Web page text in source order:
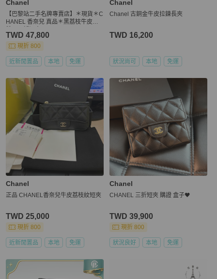
Chanel
【巴黎站二手名牌專賣店】＊現貨＊C
HANEL 香奈兒 真品＊黑荔枝牛皮金
TWD 47,800
現折 800
近新閒置品 本地 免運
Chanel
Chanel 古銅金牛皮拉鍊長夾
TWD 16,200
狀況尚可 本地 免運
Chanel
正品 CHANEL香奈兒牛皮荔枝紋短夾
TWD 25,000
現折 800
近新閒置品 本地 免運
Chanel
CHANEL 三折短夾 購證 盒子🖤
TWD 39,900
現折 800
狀況良好 本地 免運